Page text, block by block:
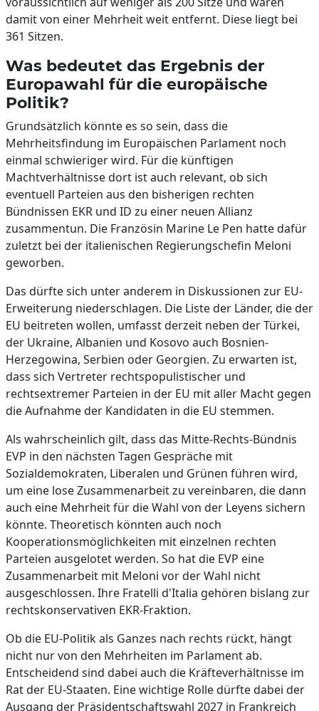
damit von einer Mehrheit weit entfernt. Diese liegt bei
361 Sitzen.
Was bedeutet das Ergebnis der
Europawahl für die europäische
Politik?
Grundsätzlich könnte es so sein, dass die
Mehrheitsfindung im Europäischen Parlament noch
einmal schwieriger wird. Für die künftigen
Machtverhältnisse dort ist auch relevant, ob sich
eventuell Parteien aus den bisherigen rechten
Bündnissen EKR und ID zu einer neuen Allianz
zusammentun. Die Französin Marine Le Pen hatte dafür
zuletzt bei der italienischen Regierungschefin Meloni
geworben.
Das dürfte sich unter anderem in Diskussionen zur EU-
Erweiterung niederschlagen. Die Liste der Länder, die der
EU beitreten wollen, umfasst derzeit neben der Türkei,
der Ukraine, Albanien und Kosovo auch Bosnien-
Herzegowina, Serbien oder Georgien. Zu erwarten ist,
dass sich Vertreter rechtspopulistischer und
rechtsextremer Parteien in der EU mit aller Macht gegen
die Aufnahme der Kandidaten in die EU stemmen.
Als wahrscheinlich gilt, dass das Mitte-Rechts-Bündnis
EVP in den nächsten Tagen Gespräche mit
Sozialdemokraten, Liberalen und Grünen führen wird,
um eine lose Zusammenarbeit zu vereinbaren, die dann
auch eine Mehrheit für die Wahl von der Leyens sichern
könnte. Theoretisch könnten auch noch
Kooperationsmöglichkeiten mit einzelnen rechten
Parteien ausgelotet werden. So hat die EVP eine
Zusammenarbeit mit Meloni vor der Wahl nicht
ausgeschlossen. Ihre Fratelli d'Italia gehören bislang zur
rechtskonservativen EKR-Fraktion.
Ob die EU-Politik als Ganzes nach rechts rückt, hängt
nicht nur von den Mehrheiten im Parlament ab.
Entscheidend sind dabei auch die Kräfteverhältnisse im
Rat der EU-Staaten. Eine wichtige Rolle dürfte dabei der
Ausgang der Präsidentschaftswahl 2027 in Frankreich